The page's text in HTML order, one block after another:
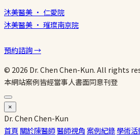
沐美醫美 · 仁愛院
沐美醫美 · 璀璨南京院
預約諮詢 →
© 2026 Dr. Chen Chen-Kun. All rights
本網站案例皆經當事人書面同意刊登
×
Dr.ChenChen-Kun
首頁 關於陳醫師醫師視角案例紀錄學術活